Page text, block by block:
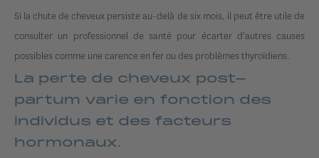
Si la chute de cheveux persiste au-delà de six mois, il peut être utile de
consulter un professionnel de santé pour écarter d'autres causes
possibles comme une carence en fer ou des problèmes thyroïdiens.
La perte de cheveux post-
partum varie en fonction des
individus et des facteurs
hormonaux.